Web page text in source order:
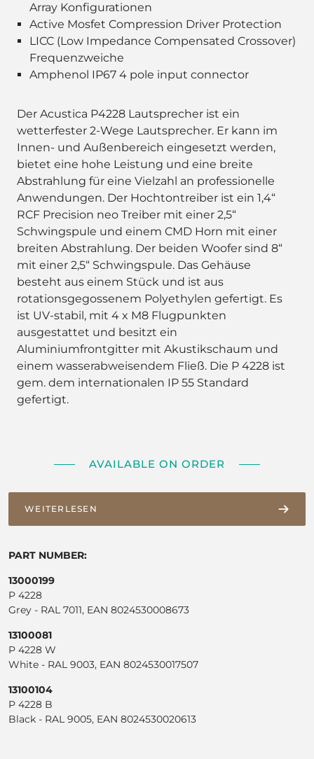
Array Konfigurationen
Active Mosfet Compression Driver Protection
LICC (Low Impedance Compensated Crossover)
Frequenzweiche
Amphenol IP67 4 pole input connector
Der Acustica P4228 Lautsprecher ist ein
wetterfester 2-Wege Lautsprecher. Er kann im
Innen- und Außenbereich eingesetzt werden,
bietet eine hohe Leistung und eine breite
Abstrahlung für eine Vielzahl an professionelle
Anwendungen. Der Hochtontreiber ist ein 1,4“
RCF Precision neo Treiber mit einer 2,5“
Schwingspule und einem CMD Horn mit einer
breiten Abstrahlung. Der beiden Woofer sind 8“
mit einer 2,5“ Schwingspule. Das Gehäuse
besteht aus einem Stück und ist aus
rotationsgegossenem Polyethylen gefertigt. Es
ist UV-stabil, mit 4 x M8 Flugpunkten
ausgestattet und besitzt ein
Aluminiumfrontgitter mit Akustikschaum und
einem wasserabweisendem Fließ. Die P 4228 ist
gem. dem internationalen IP 55 Standard
gefertigt.
AVAILABLE ON ORDER
WEITERLESEN
PART NUMBER:
13000199
P 4228
Grey - RAL 7011, EAN 8024530008673
13100081
P 4228 W
White - RAL 9003, EAN 8024530017507
13100104
P 4228 B
Black - RAL 9005, EAN 8024530020613